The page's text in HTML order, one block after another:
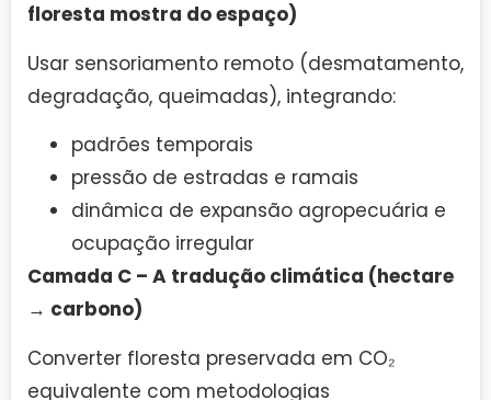
floresta mostra do espaço)
Usar sensoriamento remoto (desmatamento,
degradação, queimadas), integrando:
padrões temporais
pressão de estradas e ramais
dinâmica de expansão agropecuária e
ocupação irregular
Camada C – A tradução climática (hectare
→ carbono)
Converter floresta preservada em CO₂
equivalente com metodologias